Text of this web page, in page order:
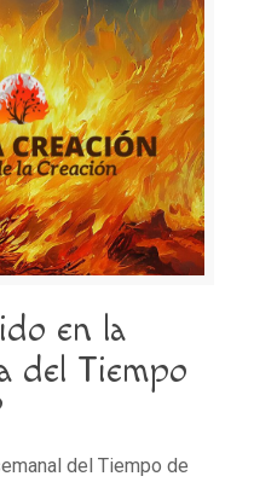
en la
del Tiempo
del Tiempo de